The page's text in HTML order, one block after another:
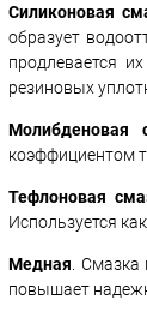
Силиконовая
образует
продлевается
резиновых
Молибденовая
коэффициентом
Тефлоновая
Используется
Медная. Смазка
повышает